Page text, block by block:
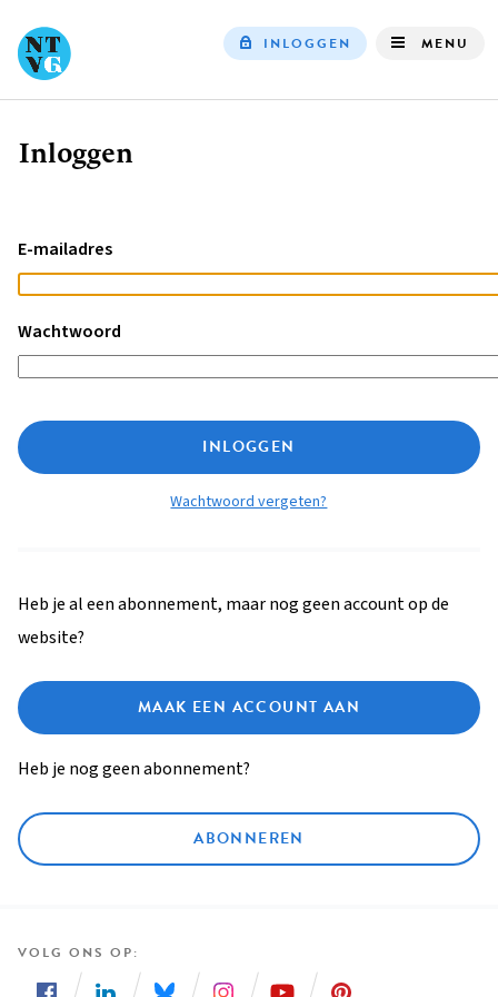
INLOGGEN MENU
Kruimelpad
Inloggen
E-mailadres
Wachtwoord
INLOGGEN
Wachtwoord vergeten?
Heb je al een abonnement, maar nog geen account op de
website?
MAAK EEN ACCOUNT AAN
Heb je nog geen abonnement?
ABONNEREN
VOLG ONS OP